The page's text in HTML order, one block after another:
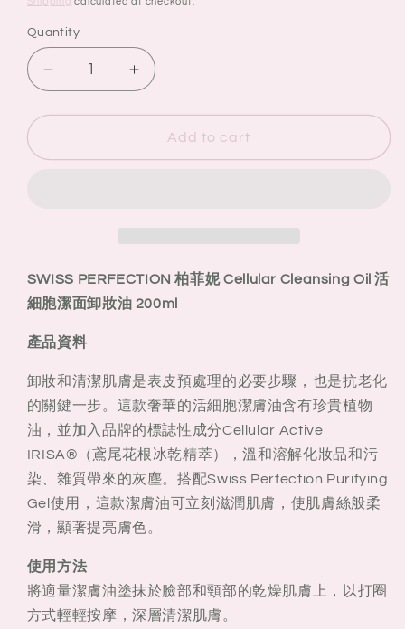
Quantity
Quantity
Decrease
quantity
for
PERFECTION
Oil
活
細
胞
潔
面
卸
妝
油
200ml
Increase
quantity
for
SWISS
PERFECTION
妮
Cellular
Cleansing
Oil
活
潔
面
卸
妝
油
200ml
Add to cart
SWISS PERFECTION 柏菲妮 Cellular Cleansing Oil 活
細胞潔面卸妝油 200ml
產品資料
卸妝和清潔肌膚是表皮預處理的必要步驟，也是抗老化
的關鍵一步。這款奢華的活細胞潔膚油含有珍貴植物
油，並加入品牌的標誌性成分Cellular Active
IRISA®（鳶尾花根冰乾精萃），溫和溶解化妝品和污
染、雜質帶來的灰塵。搭配Swiss Perfection Purifying
Gel使用，這款潔膚油可立刻滋潤肌膚，使肌膚絲般柔
滑，顯著提亮膚色。
使用方法
將適量潔膚油塗抹於臉部和頸部的乾燥肌膚上，以打圈
方式輕輕按摩，深層清潔肌膚。